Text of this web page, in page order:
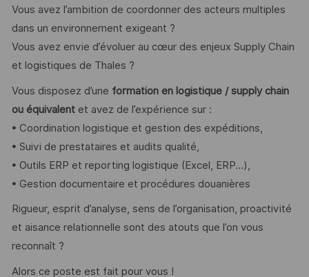
Vous avez l’ambition de coordonner des acteurs multiples
dans un environnement exigeant ?
Vous avez envie d’évoluer au cœur des enjeux Supply Chain
et logistiques de Thales ?
Vous disposez d’une formation en logistique / supply chain
ou équivalentet avez de l’expérience sur :
• Coordination logistique et gestion des expéditions,
• Suivi de prestataires et audits qualité,
• Outils ERP et reporting logistique (Excel, ERP…),
• Gestion documentaire et procédures douanières
Rigueur, esprit d’analyse, sens de l’organisation, proactivité
et aisance relationnelle sont des atouts que l’on vous
reconnaît ?
Alors ce poste est fait pour vous !